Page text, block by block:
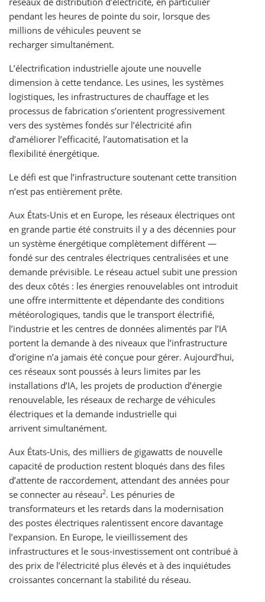
pendant les heures de pointe du soir, lorsque des
millions de véhicules peuvent se
recharger simultanément.
L’électrification industrielle ajoute une nouvelle
dimension à cette tendance. Les usines, les systèmes
logistiques, les infrastructures de chauffage et les
processus de fabrication s’orientent progressivement
vers des systèmes fondés sur l’électricité afin
d’améliorer l’efficacité, l’automatisation et la
flexibilité énergétique.
Le défi est que l’infrastructure soutenant cette transition
n’est pas entièrement prête.
Aux États-Unis et en Europe, les réseaux électriques ont
en grande partie été construits il y a des décennies pour
un système énergétique complètement différent —
fondé sur des centrales électriques centralisées et une
demande prévisible. Le réseau actuel subit une pression
des deux côtés : les énergies renouvelables ont introduit
une offre intermittente et dépendante des conditions
météorologiques, tandis que le transport électrifié,
l’industrie et les centres de données alimentés par l’IA
portent la demande à des niveaux que l’infrastructure
d’origine n’a jamais été conçue pour gérer. Aujourd’hui,
ces réseaux sont poussés à leurs limites par les
installations d’IA, les projets de production d’énergie
renouvelable, les réseaux de recharge de véhicules
électriques et la demande industrielle qui
arrivent simultanément.
Aux États-Unis, des milliers de gigawatts de nouvelle
capacité de production restent bloqués dans des files
d’attente de raccordement, attendant des années pour
se connecter au réseau2. Les pénuries de
transformateurs et les retards dans la modernisation
des postes électriques ralentissent encore davantage
l’expansion. En Europe, le vieillissement des
infrastructures et le sous-investissement ont contribué à
des prix de l’électricité plus élevés et à des inquiétudes
croissantes concernant la stabilité du réseau.